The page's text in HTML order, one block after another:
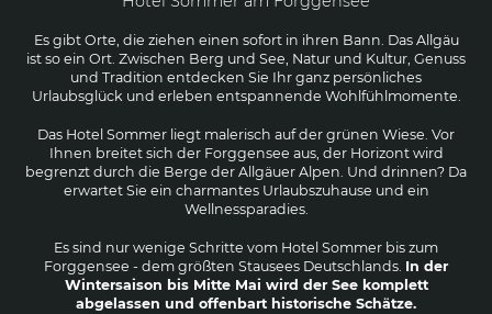
Es gibt Orte, die ziehen einen sofort in ihren Bann. Das Allgäu
ist so ein Ort. Zwischen Berg und See, Natur und Kultur, Genuss
und Tradition entdecken Sie Ihr ganz persönliches
Urlaubsglück und erleben entspannende Wohlfühlmomente.
Das Hotel Sommer liegt malerisch auf der grünen Wiese. Vor
Ihnen breitet sich der Forggensee aus, der Horizont wird
begrenzt durch die Berge der Allgäuer Alpen. Und drinnen? Da
erwartet Sie ein charmantes Urlaubszuhause und ein
Wellnessparadies.
Es sind nur wenige Schritte vom Hotel Sommer bis zum
Forggensee - dem größten Stausees Deutschlands. In der
Wintersaison bis Mitte Mai wird der See komplett
abgelassen und offenbart historische Schätze.